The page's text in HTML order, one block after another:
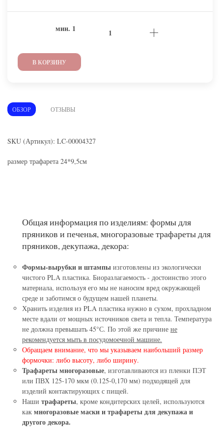
мин. 1
В КОРЗИНУ
ОБЗОР ОТЗЫВЫ
SKU (Артикул): LC-00004327
размер трафарета 24*9,5см
Общая информация по изделиям: формы для
пряников и печенья, многоразовые трафареты для
пряников, декупажа, декора:
Формы-вырубки и штампы изготовлены из экологически
чистого PLA пластика. Биоразлагаемость - достоинство этого
материала, используя его мы не наносим вред окружающей
среде и заботимся о будущем нашей планеты.
Хранить изделия из PLA пластика нужно в сухом, прохладном
месте вдали от мощных источников света и тепла. Температура
не должна превышать 45°С. По этой же причине не
рекомендуется мыть в посудомоечной машине.
Обращаем внимание, что мы указываем наибольший размер
формочки: либо высоту, либо ширину.
Трафареты многоразовые, изготавливаются из пленки ПЭТ
или ПВХ 125-170 мкм (0.125-0,170 мм) подходящей для
изделий контактирующих с пищей.
Наши трафареты, кроме кондитерских целей, используются
как многоразовые маски и трафареты для декупажа и
другого декора.